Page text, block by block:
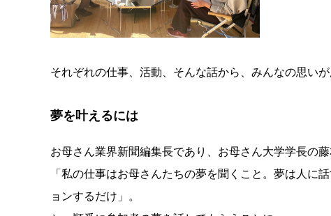
それぞれの仕事、活動、そんな話から、みんなの思いが
夢を叶えるには
お母さん業界新聞編集長であり、お母さん大学学長の藤
「私の仕事はお母さんたちの夢を聞くこと。夢は人に
ョンするだけ」。